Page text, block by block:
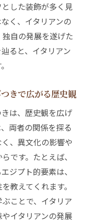
した装飾が多く見
く、イタリアンの
自の発展を遂げた
ると、イタリアン
きで広がる歴史観
は、歴史観を広げ
両者の関係を探る
、異文化の影響や
です。たとえば、
ジプト的要素は、
教えてくれます。
ことで、イタリア
イタリアンの発展